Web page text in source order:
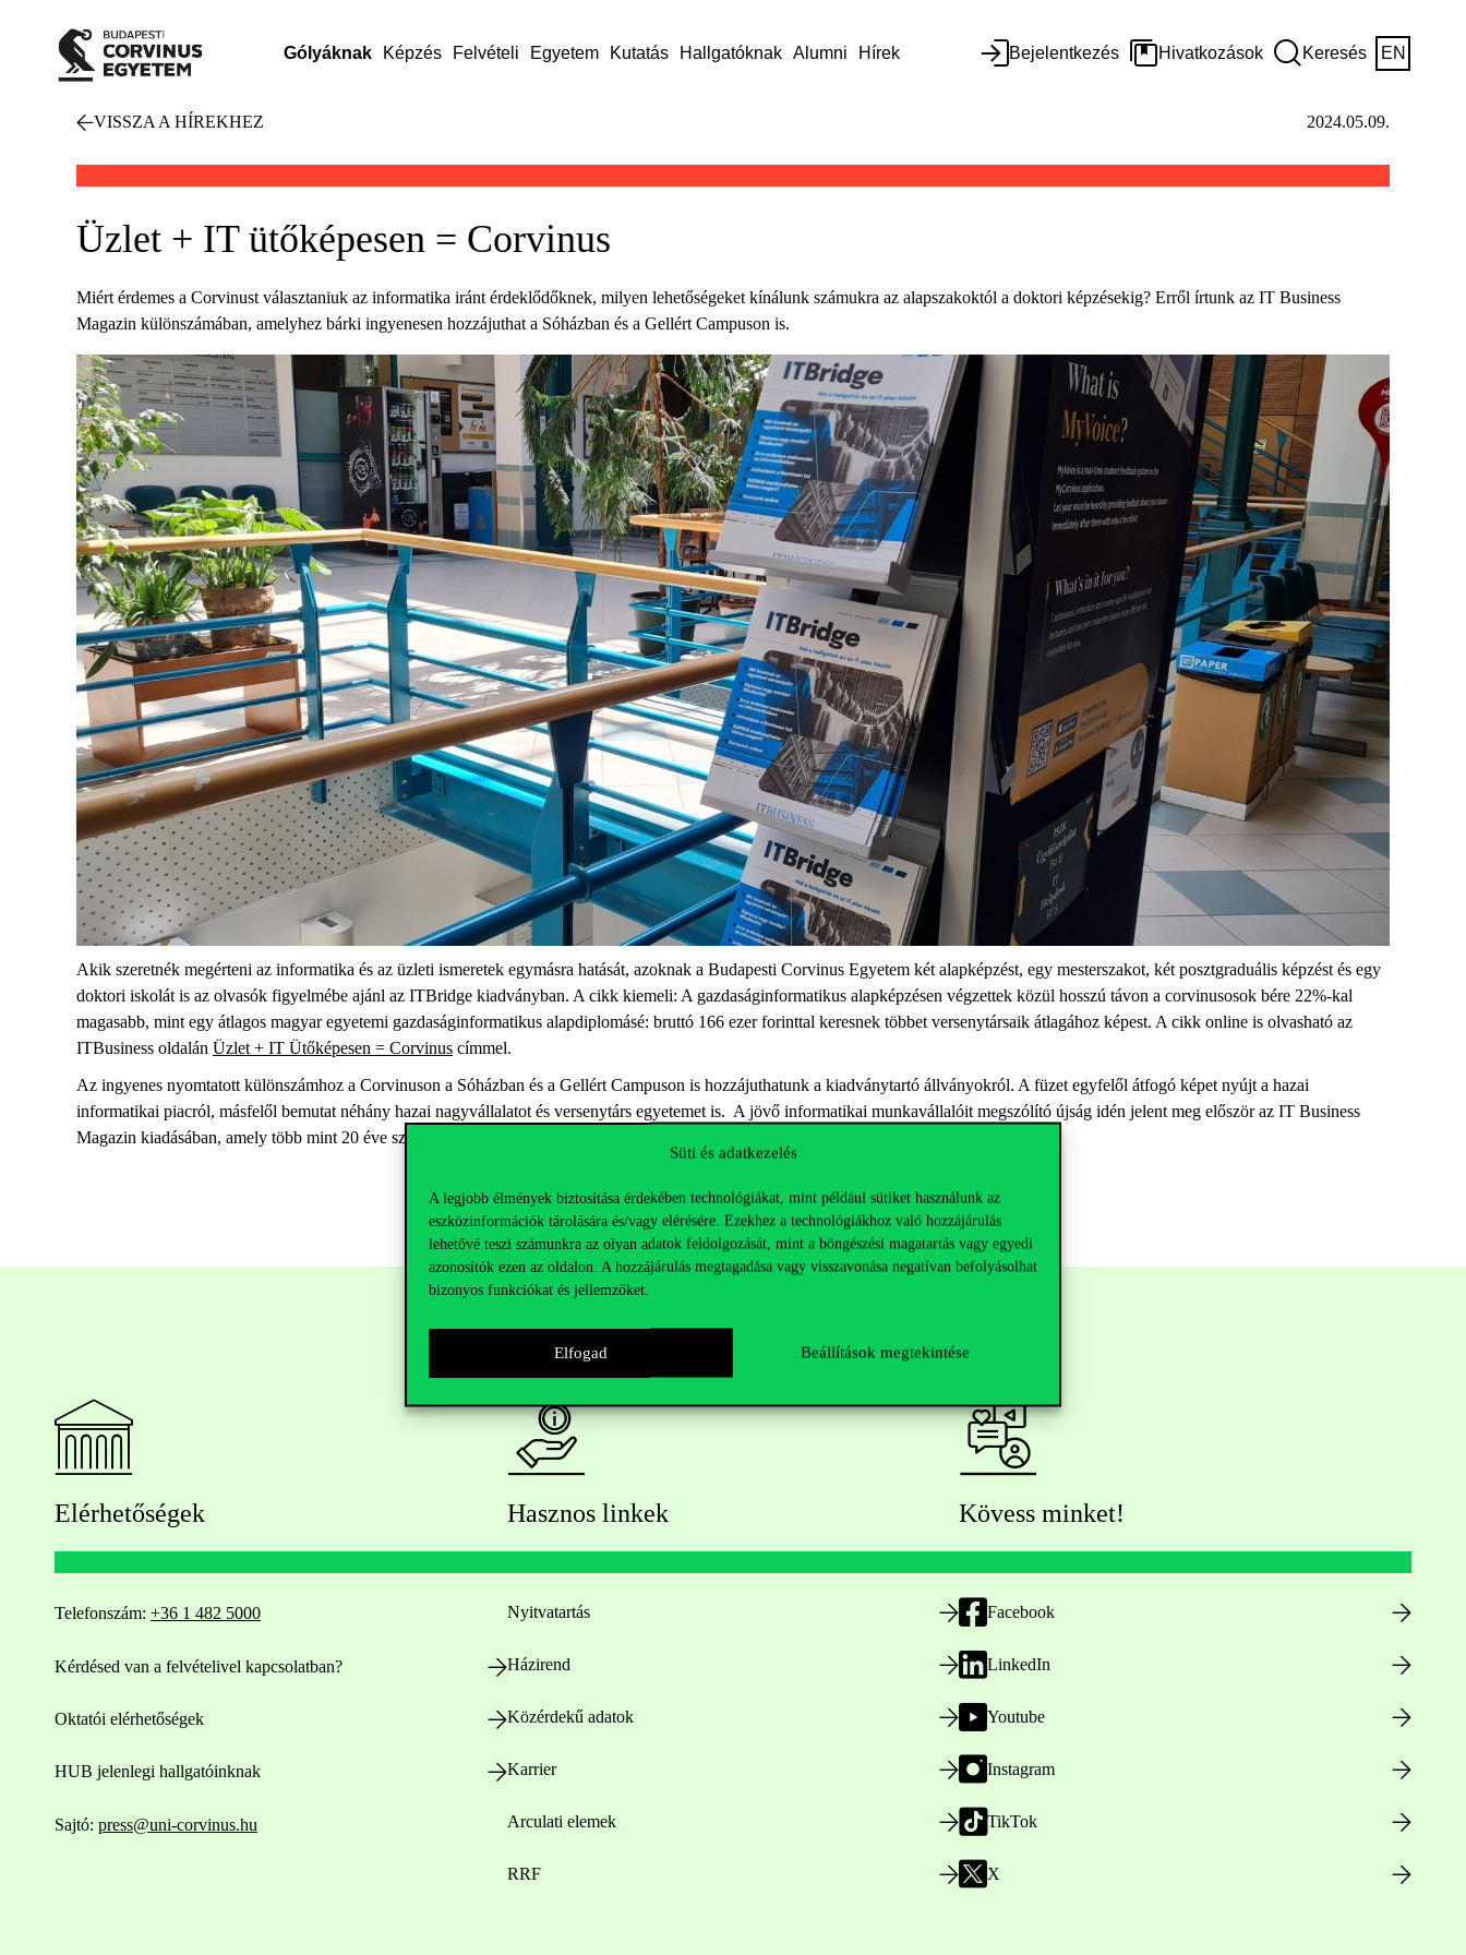
Süti és adatkezelés
A legjobb élmények biztosítása érdekében technológiákat, mint például sütiket használunk az
eszközinformációk tárolására és/vagy elérésére. Ezekhez a technológiákhoz való hozzájárulás
lehetővé teszi számunkra az olyan adatok feldolgozását, mint a böngészési magatartás vagy egyedi
azonosítók ezen az oldalon. A hozzájárulás megtagadása vagy visszavonása negatívan befolyásolhat
bizonyos funkciókat és jellemzőket.
Elfogad Beállítások megtekintése
Gólyáknak Képzés Felvételi Egyetem Kutatás Hallgatóknak Alumni Hírek Bejelentkezés Hivatkozások Keresés EN
VISSZA A HÍREKHEZ 2024.05.09.
Üzlet + IT ütőképesen = Corvinus
Miért érdemes a Corvinust választaniuk az informatika iránt érdeklődőknek, milyen lehetőségeket kínálunk számukra az alapszakoktól a doktori képzésekig? Erről írtunk az IT Business
Magazin különszámában, amelyhez bárki ingyenesen hozzájuthat a Sóházban és a Gellért Campuson is.
Akik szeretnék megérteni az informatika és az üzleti ismeretek egymásra hatását, azoknak a Budapesti Corvinus Egyetem két alapképzést, egy mesterszakot, két posztgraduális képzést és egy
doktori iskolát is az olvasók figyelmébe ajánl az ITBridge kiadványban. A cikk kiemeli: A gazdaságinformatikus alapképzésen végzettek közül hosszú távon a corvinusosok bére 22%-kal
magasabb, mint egy átlagos magyar egyetemi gazdaságinformatikus alapdiplomásé: bruttó 166 ezer forinttal keresnek többet versenytársaik átlagához képest. A cikk online is olvasható az
ITBusiness oldalán Üzlet + IT Ütőképesen = Corvinus címmel.
Az ingyenes nyomtatott különszámhoz a Corvinuson a Sóházban és a Gellért Campuson is hozzájuthatunk a kiadványtartó állványokról. A füzet egyfelől átfogó képet nyújt a hazai
informatikai piacról, másfelől bemutat néhány hazai nagyvállalatot és versenytárs egyetemet is. Ajövő informatikai munkavállalóit megszólító újság idén jelent meg először az IT Business
Magazin kiadásában, amely több mint 20 éve szállít híreket az infokommunikációs technológiákról a döntéshozóknak és a felhasználóknak.
Elérhetőségek
Telefonszám: +36 1 482 5000
Kérdésed van a felvételivel kapcsolatban?
Oktatói elérhetőségek
HUB jelenlegi hallgatóinknak
Sajtó: press@uni-corvinus.hu
Hasznos linkek
Nyitvatartás
Házirend
Közérdekű adatok
Karrier
Arculati elemek
RRF
Kövess minket!
Facebook
LinkedIn
Youtube
Instagram
TikTok
X